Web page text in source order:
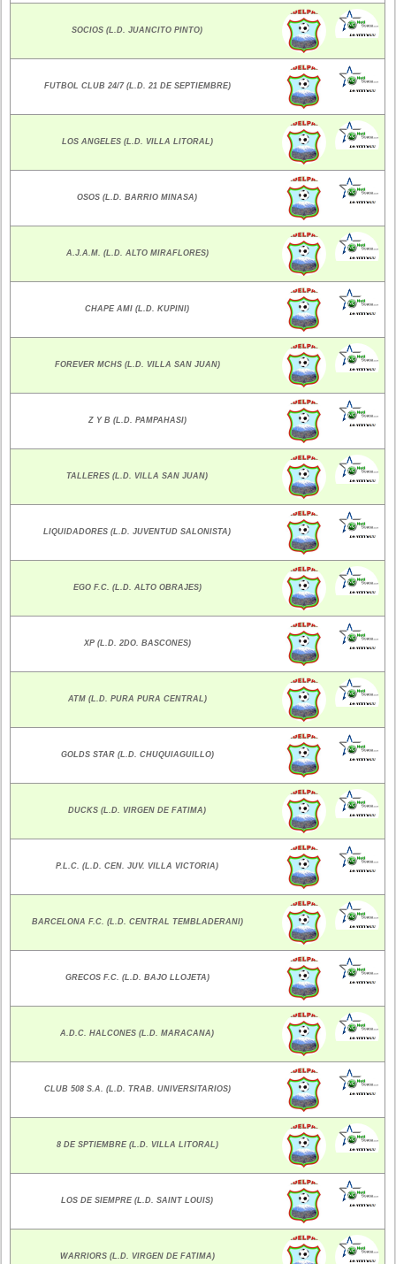
SOCIOS (L.D. JUANCITO PINTO)
FUTBOL CLUB 24/7 (L.D. 21 DE SEPTIEMBRE)
LOS ANGELES (L.D. VILLA LITORAL)
OSOS (L.D. BARRIO MINASA)
A.J.A.M. (L.D. ALTO MIRAFLORES)
CHAPE AMI (L.D. KUPINI)
FOREVER MCHS (L.D. VILLA SAN JUAN)
Z Y B (L.D. PAMPAHASI)
TALLERES (L.D. VILLA SAN JUAN)
LIQUIDADORES (L.D. JUVENTUD SALONISTA)
EGO F.C. (L.D. ALTO OBRAJES)
XP (L.D. 2DO. BASCONES)
ATM (L.D. PURA PURA CENTRAL)
GOLDS STAR (L.D. CHUQUIAGUILLO)
DUCKS (L.D. VIRGEN DE FATIMA)
P.L.C. (L.D. CEN. JUV. VILLA VICTORIA)
BARCELONA F.C. (L.D. CENTRAL TEMBLADERANI)
GRECOS F.C. (L.D. BAJO LLOJETA)
A.D.C. HALCONES (L.D. MARACANA)
CLUB 508 S.A. (L.D. TRAB. UNIVERSITARIOS)
8 DE SPTIEMBRE (L.D. VILLA LITORAL)
LOS DE SIEMPRE (L.D. SAINT LOUIS)
WARRIORS (L.D. VIRGEN DE FATIMA)